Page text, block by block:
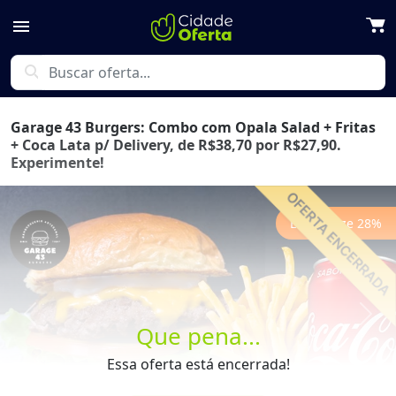
menu
search
Que pena...
Essa oferta está encerrada!
Garage 43 Burgers: Combo com Opala Salad + Fritas
+ Coca Lata p/ Delivery, de R$38,70 por R$27,90.
Experimente!
Economize 28%
Next